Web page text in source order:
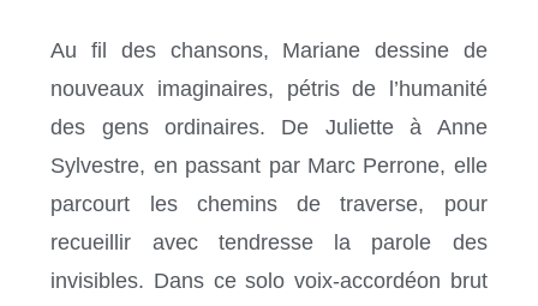
Au fil des chansons, Mariane dessine de
nouveaux imaginaires, pétris de l’humanité
des gens ordinaires. De Juliette à Anne
Sylvestre, en passant par Marc Perrone, elle
parcourt les chemins de traverse, pour
recueillir avec tendresse la parole des
invisibles. Dans ce solo voix-accordéon brut